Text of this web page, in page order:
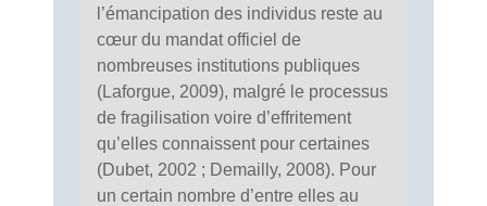
l’émancipation des individus reste au
cœur du mandat officiel de
nombreuses institutions publiques
(Laforgue, 2009), malgré le processus
de fragilisation voire d’effritement
qu’elles connaissent pour certaines
(Dubet, 2002 ; Demailly, 2008). Pour
un certain nombre d’entre elles au